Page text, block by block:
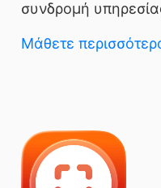
συνδρομή
Μάθετε